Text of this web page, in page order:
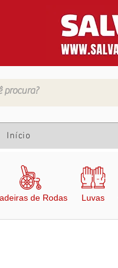
Início
de Rodas Luvas